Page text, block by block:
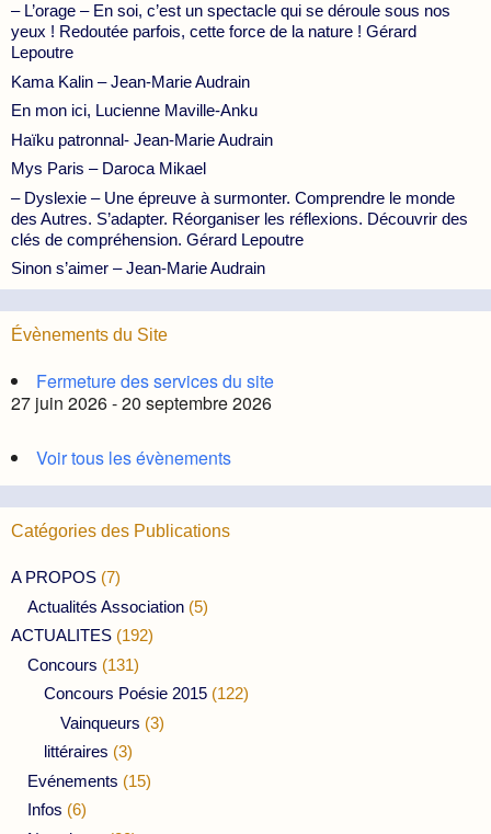
– L’orage – En soi, c’est un spectacle qui se déroule sous nos
yeux ! Redoutée parfois, cette force de la nature ! Gérard
Lepoutre
Kama Kalin – Jean-Marie Audrain
En mon ici, Lucienne Maville-Anku
Haïku patronnal- Jean-Marie Audrain
Mys Paris – Daroca Mikael
– Dyslexie – Une épreuve à surmonter. Comprendre le monde
des Autres. S’adapter. Réorganiser les réflexions. Découvrir des
clés de compréhension. Gérard Lepoutre
Sinon s’aimer – Jean-Marie Audrain
Évènements du Site
Fermeture des services du site
27 juin 2026 - 20 septembre 2026
Voir tous les évènements
Catégories des Publications
A PROPOS (7)
Actualités Association (5)
ACTUALITES (192)
Concours (131)
Concours Poésie 2015 (122)
Vainqueurs (3)
littéraires (3)
Evénements (15)
Infos (6)